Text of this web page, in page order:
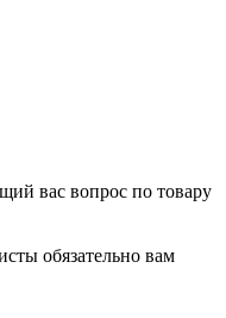
вас вопрос по товару
обязательно вам